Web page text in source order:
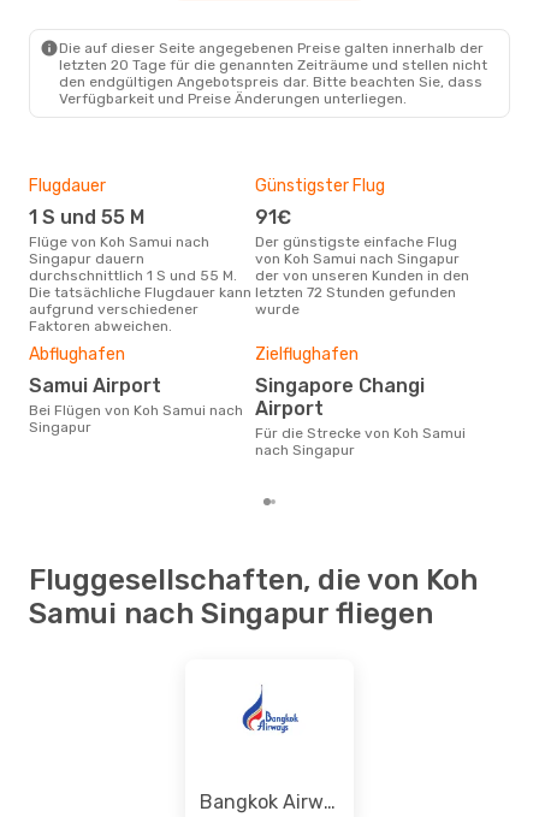
Die auf dieser Seite angegebenen Preise galten innerhalb der
letzten 20 Tage für die genannten Zeiträume und stellen nicht
den endgültigen Angebotspreis dar. Bitte beachten Sie, dass
Verfügbarkeit und Preise Änderungen unterliegen.
Flugdauer
1 S und 55 M
Flüge von Koh Samui nach
Singapur dauern
durchschnittlich 1 S und 55 M.
Die tatsächliche Flugdauer kann
aufgrund verschiedener
Faktoren abweichen.
Günstigster Flug
91€
Der günstigste einfache Flug
von Koh Samui nach Singapur
der von unseren Kunden in den
letzten 72 Stunden gefunden
wurde
Abflughafen
Samui Airport
Bei Flügen von Koh Samui nach
Singapur
Zielflughafen
Singapore Changi
Airport
Für die Strecke von Koh Samui
nach Singapur
Fluggesellschaften, die von Koh
Samui nach Singapur fliegen
Bangkok Airways